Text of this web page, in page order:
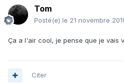
Tom
Posté(e) le 21 novembre
Ça a l'air cool, je pense que je vais
Citer